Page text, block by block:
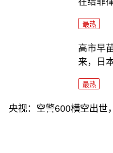
最热
高市早
来，日
最热
央视：空警600横空出世